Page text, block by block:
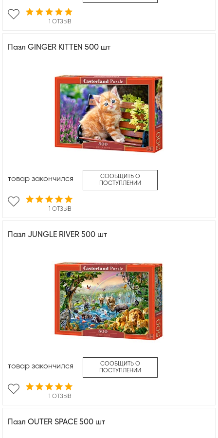
1 ОТЗЫВ
Пазл GINGER KITTEN 500 шт
1 ОТЗЫВ
товар закончился
СООБЩИТЬ О
ПОСТУПЛЕНИИ
Пазл JUNGLE RIVER 500 шт
1 ОТЗЫВ
товар закончился
СООБЩИТЬ О
ПОСТУПЛЕНИИ
Пазл OUTER SPACE 500 шт